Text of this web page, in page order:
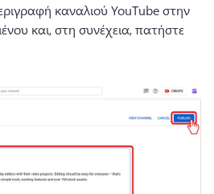
καναλιού YouTube στην
και, στη συνέχεια, πατήστε